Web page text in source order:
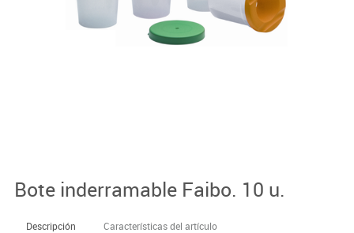
Bote inderramable Faibo. 10 u.
Descripción Características del artículo